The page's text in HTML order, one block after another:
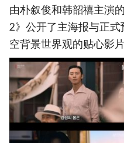
由朴叙俊和韩韶禧主演
2》公开了主海报与正
空背景世界观的贴心影